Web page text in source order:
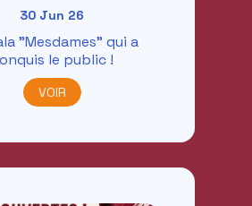
30 Jun 26
"Mesdames" qui a
le public !
VOIR